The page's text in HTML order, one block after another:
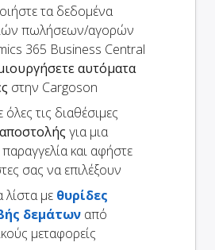
τα δεδομένα
πωλήσεων/αγορών
365 Business Central
αυτόματα
στην Cargoson
όλες τις διαθέσιμες
για μια
και αφήστε
σας να επιλέξουν
λίστα με θυρίδες
δεμάτων από
μεταφορείς